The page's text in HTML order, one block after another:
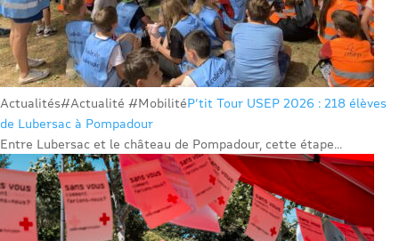
Actualités#Actualité #MobilitéP’tit Tour USEP 2026 : 218 élèves
de Lubersac à Pompadour
Entre Lubersac et le château de Pompadour, cette étape...